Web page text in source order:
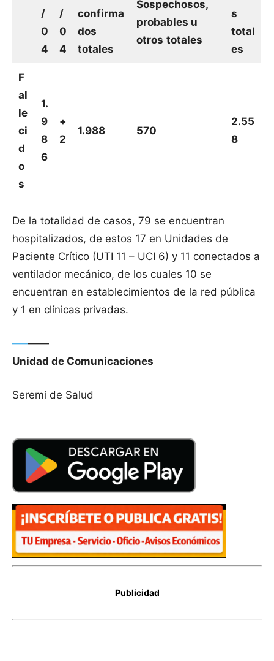
/
0
4
/
0
4
confirma
dos
totales
Sospechosos,
probables u
otros totales
s
total
es
F
al
le
ci
d
o
s
1.
9
8
6
+
2
1.988 570
2.55
8
De la totalidad de casos, 79 se encuentran
hospitalizados, de estos 17 en Unidades de
Paciente Crítico (UTI 11 – UCI 6) y 11 conectados a
ventilador mecánico, de los cuales 10 se
encuentran en establecimientos de la red pública
y 1 en clínicas privadas.
—–——
Unidad de Comunicaciones
Seremi de Salud
Publicidad